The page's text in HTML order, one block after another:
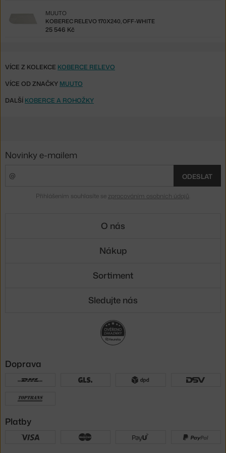
KOBEREC RELEVO 170X240, OFF-WHITE
MUUTO
25 546 Kč
VÍCE Z KOLEKCE KOBERCE RELEVO
VÍCE OD ZNAČKY MUUTO
DALŠÍ KOBERCE A ROHOŽKY
Novinky e-mailem
ODESLAT
Přihlášením souhlasíte se zpracováním osobních údajů
O nás
Nákup
Sortiment
Sledujte nás
Doprava
Platby